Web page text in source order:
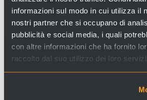
informazioni sul modo in cui utilizza il
nostri partner che si occupano di
pubblicità e social media, i quali
con altre informazioni che ha fornito
raccolto dal suo utilizzo dei loro servizi.
Indirizzo: Campo S. Polo, 2102
Come arrivare: fermata del
e scopri le nostre